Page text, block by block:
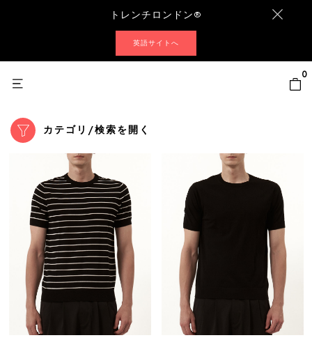
トレンチロンドン®
英語サイトへ
0
カテゴリ/検索を開く